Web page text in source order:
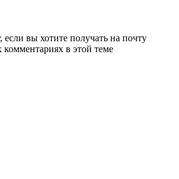
если вы хотите получать на почту
в этой теме